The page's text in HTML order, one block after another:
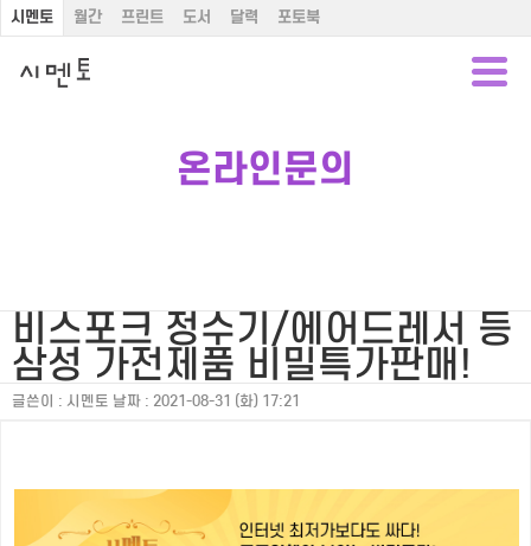
시멘토 월간 프린트 도서 달력 포토북
온라인문의
비스포크 정수기/에어드레서 등
삼성 가전제품 비밀특가판매!
글쓴이 : 시멘토 날짜 : 2021-08-31 (화) 17:21